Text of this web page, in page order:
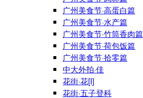
广州美食节·高蛋白篇
广州美食节·水产篇
广州美食节·竹筒香肉篇
广州美食节·荷包饭篇
广州美食节·拾零篇
中大外拍·佳
花街·花[I]
花街·五子登科